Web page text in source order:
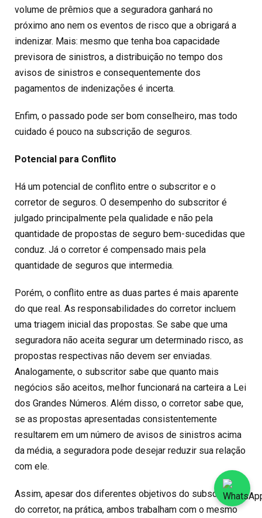
volume de prêmios que a seguradora ganhará no
próximo ano nem os eventos de risco que a obrigará a
indenizar. Mais: mesmo que tenha boa capacidade
previsora de sinistros, a distribuição no tempo dos
avisos de sinistros e consequentemente dos
pagamentos de indenizações é incerta.
Enfim, o passado pode ser bom conselheiro, mas todo
cuidado é pouco na subscrição de seguros.
Potencial para Conflito
Há um potencial de conflito entre o subscritor e o
corretor de seguros. O desempenho do subscritor é
julgado principalmente pela qualidade e não pela
quantidade de propostas de seguro bem-sucedidas que
conduz. Já o corretor é compensado mais pela
quantidade de seguros que intermedia.
Porém, o conflito entre as duas partes é mais aparente
do que real. As responsabilidades do corretor incluem
uma triagem inicial das propostas. Se sabe que uma
seguradora não aceita segurar um determinado risco, as
propostas respectivas não devem ser enviadas.
Analogamente, o subscritor sabe que quanto mais
negócios são aceitos, melhor funcionará na carteira a Lei
dos Grandes Números. Além disso, o corretor sabe que,
se as propostas apresentadas consistentemente
resultarem em um número de avisos de sinistros acima
da média, a seguradora pode desejar reduzir sua relação
com ele.
Assim, apesar dos diferentes objetivos do subscritor e
do corretor, na prática, ambos trabalham com o mesmo